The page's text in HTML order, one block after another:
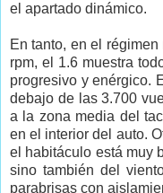
el apartado dinámico.
En tanto, en el
rpm, el 1.6 muestra
progresivo y enérgico.
debajo de las 3.700
a la zona media del
en el interior del auto.
el habitáculo está muy
sino también del
parabrisas con